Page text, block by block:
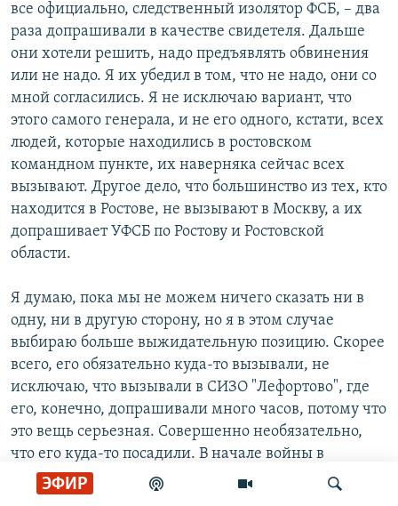
ЭФИР
все официально, следственный изолятор ФСБ, – два
раза допрашивали в качестве свидетеля. Дальше
они хотели решить, надо предъявлять обвинения
или не надо. Я их убедил в том, что не надо, они со
мной согласились. Я не исключаю вариант, что
этого самого генерала, и не его одного, кстати, всех
людей, которые находились в ростовском
командном пункте, их наверняка сейчас всех
вызывают. Другое дело, что большинство из тех, кто
находится в Ростове, не вызывают в Москву, а их
допрашивает УФСБ по Ростову и Ростовской
области.
Я думаю, пока мы не можем ничего сказать ни в
одну, ни в другую сторону, но я в этом случае
выбираю больше выжидательную позицию. Скорее
всего, его обязательно куда-то вызывали, не
исключаю, что вызывали в СИЗО "Лефортово", где
его, конечно, допрашивали много часов, потому что
это вещь серьезная. Совершенно необязательно,
что его куда-то посадили. В начале войны в
прошлом году нам говорили, что посадили
генерала Беседу, начальника Пятой службы ФСБ.